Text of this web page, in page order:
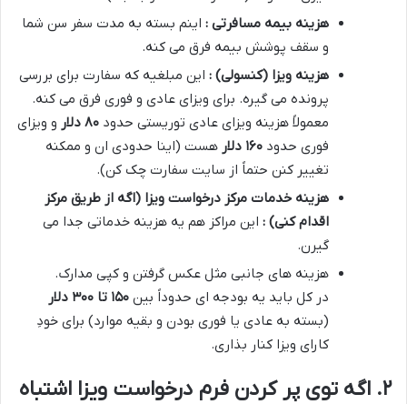
هزینه بیمه مسافرتی : اینم بسته به مدت سفر سن شما
و سقف پوشش بیمه فرق می کنه.
هزینه ویزا (کنسولی) : این مبلغیه که سفارت برای بررسی
پرونده می گیره. برای ویزای عادی و فوری فرق می کنه.
معمولاً هزینه ویزای عادی توریستی حدود ۸۰ دلار و ویزای
فوری حدود ۱۶۰ دلار هست (اینا حدودی ان و ممکنه
تغییر کنن حتماً از سایت سفارت چک کن).
هزینه خدمات مرکز درخواست ویزا (اگه از طریق مرکز
اقدام کنی) : این مراکز هم یه هزینه خدماتی جدا می
گیرن.
هزینه های جانبی مثل عکس گرفتن و کپی مدارک.
در کل باید یه بودجه ای حدوداً بین ۱۵۰ تا ۳۰۰ دلار
(بسته به عادی یا فوری بودن و بقیه موارد) برای خودِ
کارای ویزا کنار بذاری.
۲. اگه توی پر کردن فرم درخواست ویزا اشتباه